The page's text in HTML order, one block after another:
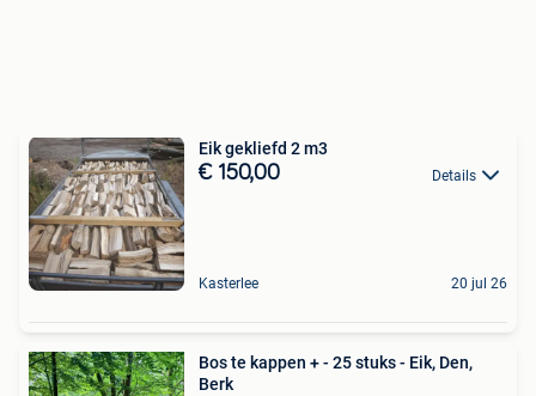
Eik gekliefd 2 m3
€ 150,00 Details
Kasterlee 20 jul 26
Bos te kappen + - 25 stuks - Eik, Den,
Berk